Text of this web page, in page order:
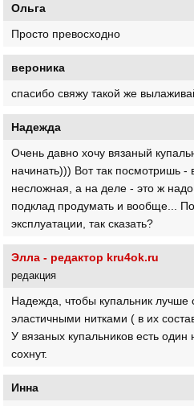
Ольга
Просто превосходно
вероника
спасибо свяжу такой же
Надежда
Очень давно хочу вязаный
начинать))) Вот так посмотришь -
несложная, а на деле - это ж
подклад продумать и вообще...
эксплуатации, так сказать?
Элла - редактор kru4ok.ru
редакция
Надежда, чтобы купальник лучше
эластичными нитками ( в их
У вязаных купальников есть один
сохнут.
Инна